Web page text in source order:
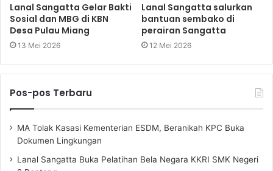
Lanal Sangatta Gelar Bakti
Sosial dan MBG di KBN
Desa Pulau Miang
13 Mei 2026
Lanal Sangatta salurkan
bantuan sembako di
perairan Sangatta
12 Mei 2026
Pos-pos Terbaru
MA Tolak Kasasi Kementerian ESDM, Beranikah KPC Buka
Dokumen Lingkungan
Lanal Sangatta Buka Pelatihan Bela Negara KKRI SMK Negeri